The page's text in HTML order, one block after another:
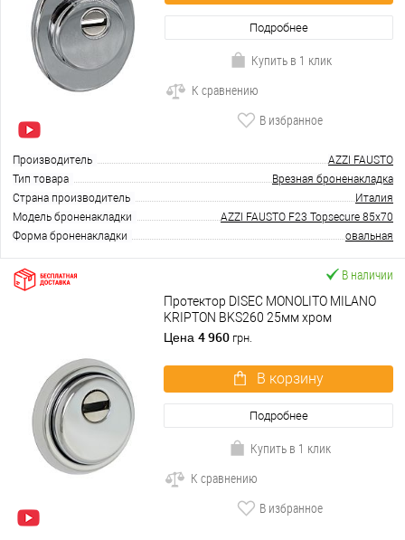
Подробнее
Купить в 1 клик
К сравнению
В избранное
Производитель
AZZI FAUSTO
Тип товара
Врезная броненакладка
Страна производитель
Италия
Модель броненакладки
AZZI FAUSTO F23 Topsecure 85x70
Форма броненакладки
овальная
В наличии
Протектор DISEC MONOLITO MILANO
KRIPTON BKS260 25мм хром
полированный
Цена 4 960 грн.
В корзину
Подробнее
Купить в 1 клик
К сравнению
В избранное